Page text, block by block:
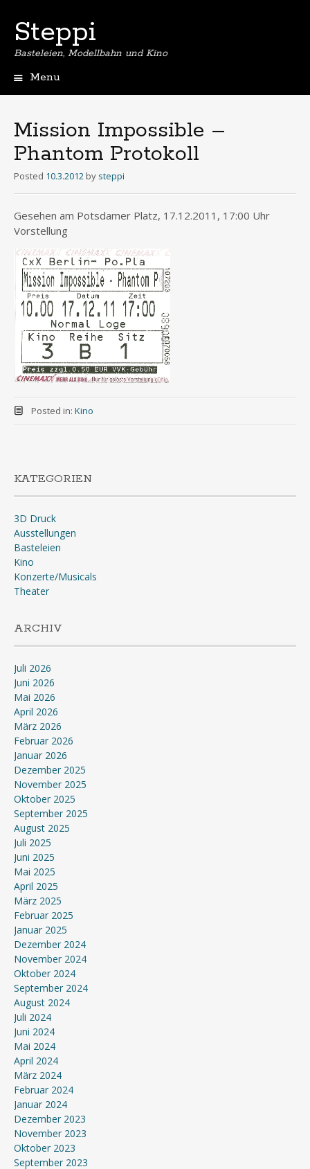
Steppi
Basteleien, Modellbahn und Kino
Menu
Mission Impossible –
Phantom Protokoll
Posted 10.3.2012 by steppi
Gesehen am Potsdamer Platz, 17.12.2011, 17:00 Uhr
Vorstellung
Posted in: Kino
KATEGORIEN
3D Druck
Ausstellungen
Basteleien
Kino
Konzerte/Musicals
Theater
ARCHIV
Juli 2026
Juni 2026
Mai 2026
April 2026
März 2026
Februar 2026
Januar 2026
Dezember 2025
November 2025
Oktober 2025
September 2025
August 2025
Juli 2025
Juni 2025
Mai 2025
April 2025
März 2025
Februar 2025
Januar 2025
Dezember 2024
November 2024
Oktober 2024
September 2024
August 2024
Juli 2024
Juni 2024
Mai 2024
April 2024
März 2024
Februar 2024
Januar 2024
Dezember 2023
November 2023
Oktober 2023
September 2023